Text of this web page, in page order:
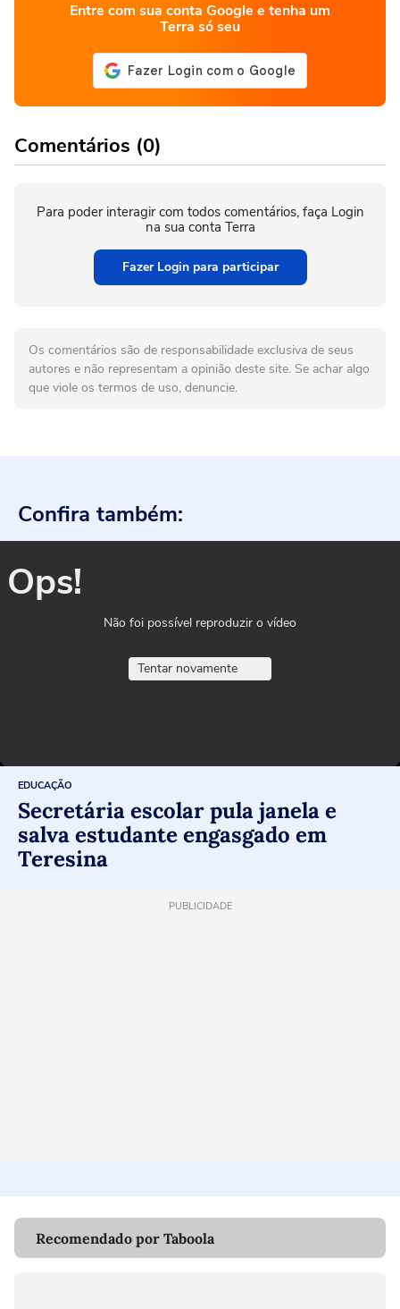
Entre com sua conta Google e tenha um
Terra só seu
Comentários (0)
Para poder interagir com todos comentários, faça Login
na sua conta Terra
Fazer Login para participar
Os comentários são de responsabilidade exclusiva de seus
autores e não representam a opinião deste site. Se achar algo
que viole os termos de uso, denuncie.
Confira também:
Ops!
Não foi possível reproduzir o vídeo
Tentar novamente
EDUCAÇÃO
Secretária escolar pula janela e
salva estudante engasgado em
Teresina
PUBLICIDADE
Recomendado por Taboola